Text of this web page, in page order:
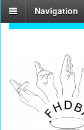
Navigation